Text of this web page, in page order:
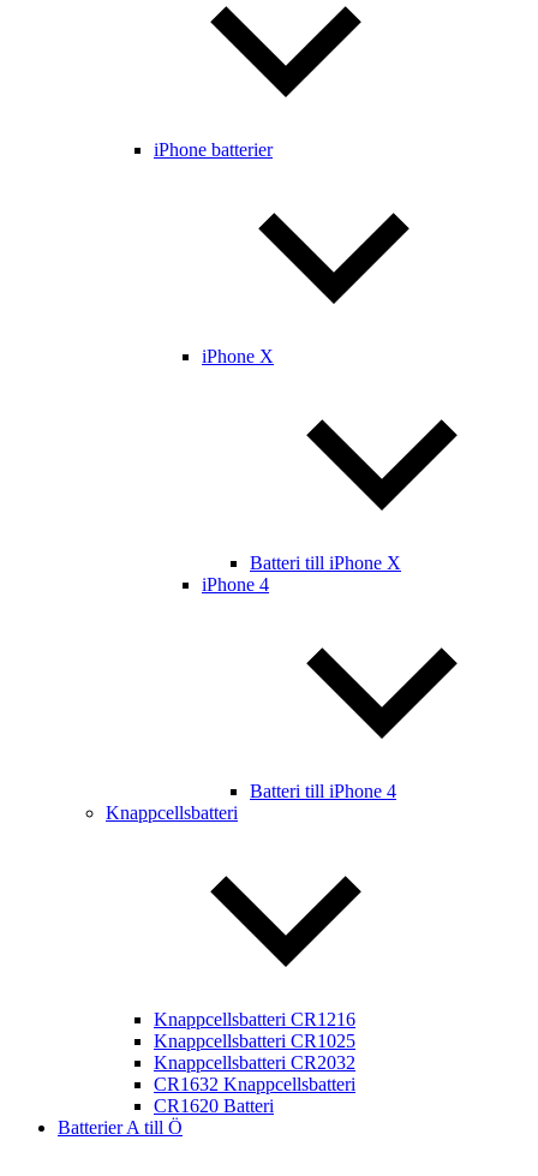
iPhone batterier
iPhone X
Batteri till iPhone X
iPhone 4
Batteri till iPhone 4
Knappcellsbatteri
Knappcellsbatteri CR1216
Knappcellsbatteri CR1025
Knappcellsbatteri CR2032
CR1632 Knappcellsbatteri
CR1620 Batteri
Batterier A till Ö